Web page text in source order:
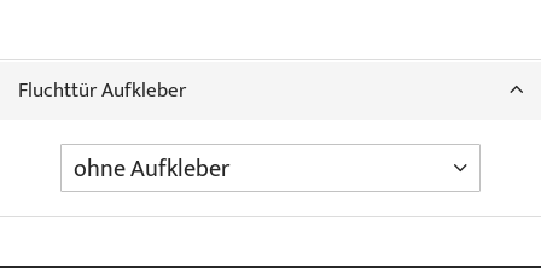
Fluchttür Aufkleber